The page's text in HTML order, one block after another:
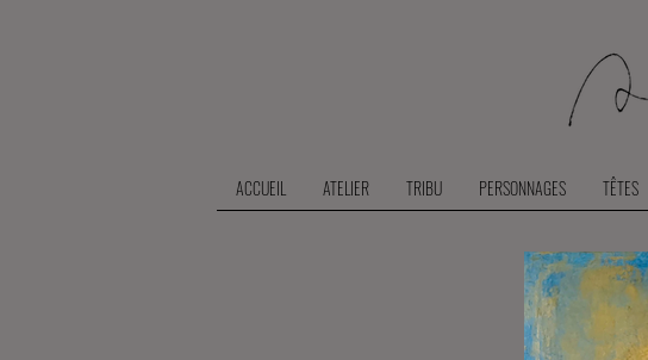
ACCUEIL ATELIER TRIBU PERSONNAGES TÊTES